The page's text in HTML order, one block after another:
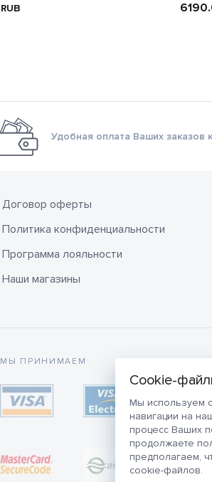
Мы используем
навигации на
процесс Ваших
продолжаете
предполагаем,
cookie-файлов.
RUB
Удобная оплата Ваших заказов
Договор оферты
Политика конфиденциальности
Программа лояльности
Наши магазины
МЫ ПРИНИМАЕМ